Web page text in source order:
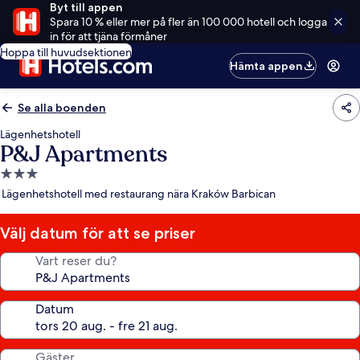
Byt till appen
Spara 10 % eller mer på fler än 100 000 hotell och logga
in för att tjäna förmåner
Hoppa till huvudsektionen
Hämta appen
Se alla boenden
Lägenhetshotell
P&J Apartments
3.0-
stjärnigt
Lägenhetshotell med restaurang nära Kraków Barbican
Välj datum för att se priser
Vart reser du?
Datum